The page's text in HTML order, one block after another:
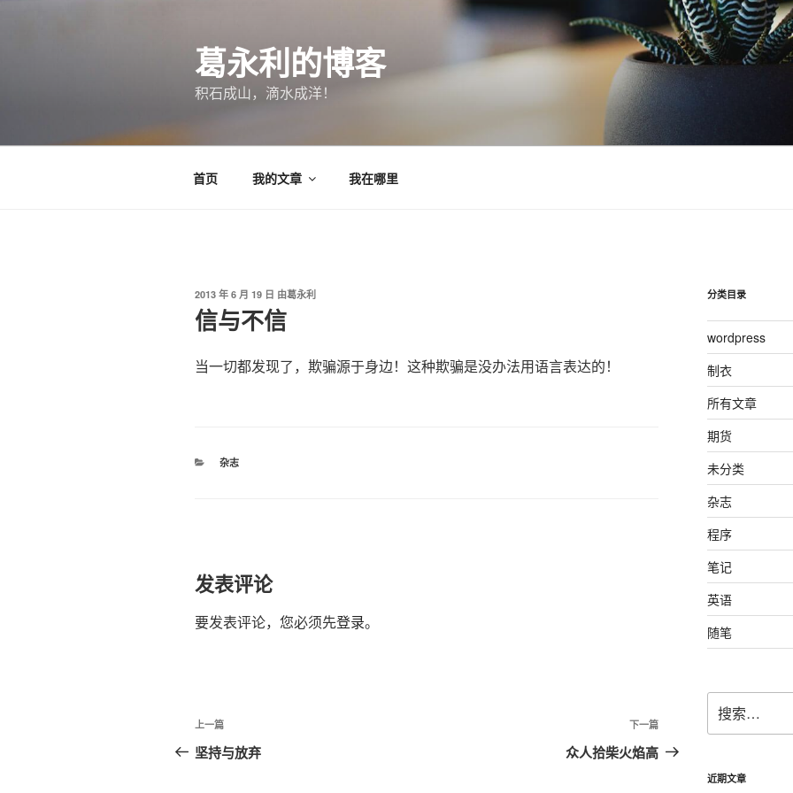
葛永利的博客
积石成山，滴水成洋！
首页 我的文章 我在哪里
发
布
于
2013 年 6 月 19 日 由葛永利
信与不信
当一切都发现了，欺骗源于身边！这种欺骗是没办法用语言表达的！
分
杂志
发表评论
要发表评论，您必须先登录。
文
章
上
一
上一篇
坚持与放弃
一
下一篇
众人拾柴火焰高
分类目录
wordpress
制衣
所有文章
期货
未分类
杂志
程序
笔记
英语
随笔
索：
近期文章